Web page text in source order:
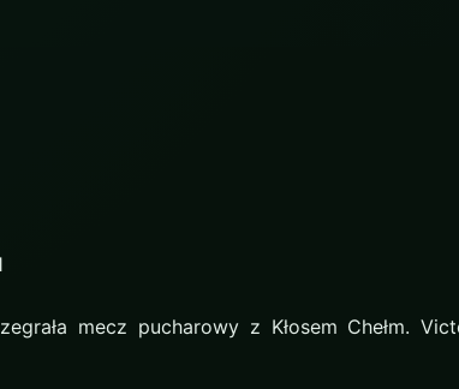
mecz pucharowy z Kłosem Chełm.